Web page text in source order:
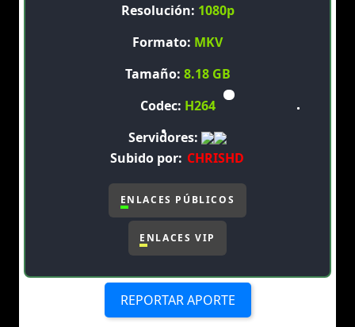
Resolución: 1080p
Formato: MKV
Tamaño: 8.18 GB
Codec: H264
Servidores:
Subido por: CHRISHD
ENLACES PÚBLICOS
ENLACES VIP
REPORTAR APORTE